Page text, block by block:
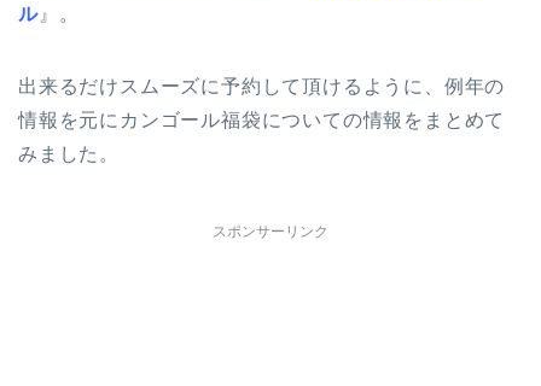
ル』。
出来るだけスムーズに予約して頂けるように、例年の
情報を元にカンゴール福袋についての情報をまとめて
みました。
スポンサーリンク